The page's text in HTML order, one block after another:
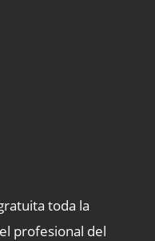
toda la
profesional del